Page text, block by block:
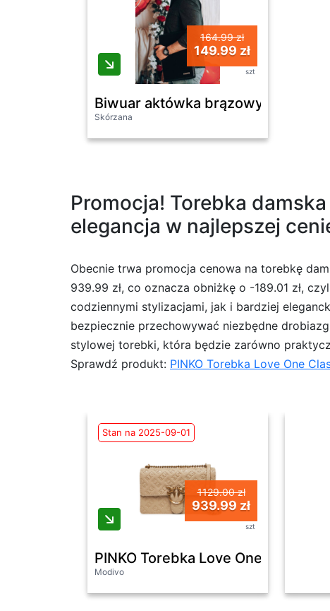
164.99 zł
149.99 zł
szt
Biwuar aktówka brązowy Beltimore
Skórzana
Promocja! Torebka
elegancja w najlepszej
Obecnie trwa promocja cenowa na torebkę
939.99 zł, co oznacza obniżkę o -189.01 zł,
codziennymi stylizacjami, jak i bardziej
bezpiecznie przechowywać niezbędne
stylowej torebki, która będzie zarówno
Sprawdź produkt: PINKO Torebka Love One
Stan na 2025-09-01
1129.00 zł
939.99 zł
szt
PINKO Torebka Love One Classic
Modivo